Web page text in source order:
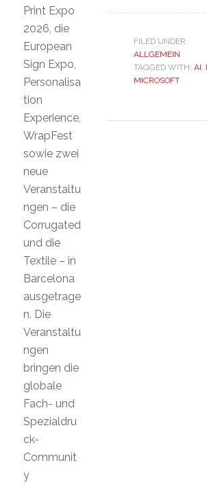
FILED UNDER:
ALLGEMEIN
TAGGED WITH: AI,
MICROSOFT
Print Expo
2026, die
European
Sign Expo,
Personalisa
tion
Experience,
WrapFest
sowie zwei
neue
Veranstaltu
ngen – die
Corrugated
und die
Textile – in
Barcelona
ausgetrage
n. Die
Veranstaltu
ngen
bringen die
globale
Fach- und
Spezialdru
ck-
Communit
y